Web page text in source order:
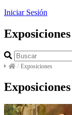
Iniciar Sesión
Exposiciones
/ Exposiciones
Exposiciones